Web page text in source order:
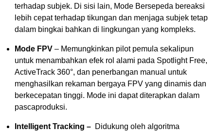
terhadap subjek. Di sisi lain, Mode Bersepeda bereaksi
lebih cepat terhadap tikungan dan menjaga subjek tetap
dalam bingkai bahkan di lingkungan yang kompleks.
Mode FPV – Memungkinkan pilot pemula sekalipun
untuk menambahkan efek rol alami pada Spotlight Free,
ActiveTrack 360°, dan penerbangan manual untuk
menghasilkan rekaman bergaya FPV yang dinamis dan
berkecepatan tinggi. Mode ini dapat diterapkan dalam
pascaproduksi.
Intelligent Tracking – Didukung oleh algoritma